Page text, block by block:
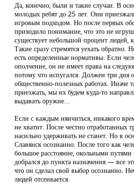
Да, конечно, были и такие случаи. В
молодых ребят до 25 лет. Они
игровым подходом. Но после первых
приходило понимание, что это не
существует небольшой процент людей,
Такие сразу стремятся уехать обратно.
есть определенные нормативы. Если
ополчение, он не имеет права на
потому что испугался. Должен три дня
общественно-полезных работах. Иначе
приезжать, мы их будем куда-то
выдавать оружие...
Если с каждым нянчиться, никакого
не хватит. После честно отработанных
насильно удерживать не станет. Но в
Славянск осознанно. После того как
большое расстояние, окольными
добрался до пункта назначения — все
что он сделал свой выбор осознанно.
людей отсеивается.